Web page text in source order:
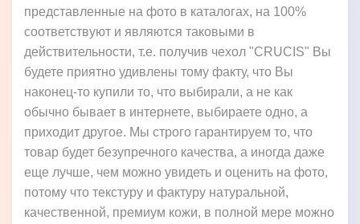
представленные на фото в каталогах, на 100%
соответствуют и являются таковыми в
действительности, т.е. получив чехол "CRUCIS" Вы
будете приятно удивлены тому факту, что Вы
наконец-то купили то, что выбирали, а не как
обычно бывает в интернете, выбираете одно, а
приходит другое. Мы строго гарантируем то, что
товар будет безупречного качества, а иногда даже
еще лучше, чем можно увидеть и оценить на фото,
потому что текстуру и фактуру натуральной,
качественной, премиум кожи, в полной мере можно